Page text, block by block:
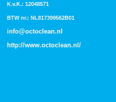
K.v.K.: 12048571
BTW nr.: NL817399562B01
info@octoclean.nl
http://www.octoclean.nl /